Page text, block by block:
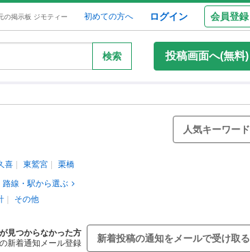
の掲示板 ジモティー 初めての方へ ログイン 会員登録
検索 投稿画面へ(無料)
人気キーワード
喜 東鷲宮
栗橋
路線・駅から選ぶ
その他
見つからなかった方
新着通知メール登録
新着投稿の通知をメールで受け取る